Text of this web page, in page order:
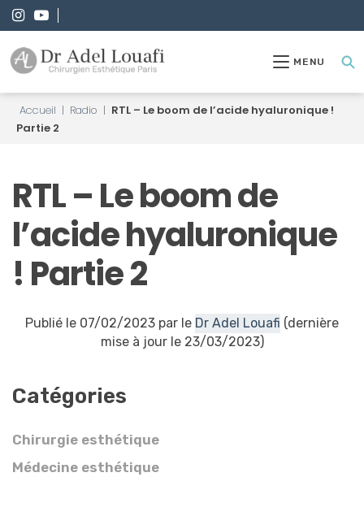
MENU
Accueil | Radio | RTL – Le boom de l’acide hyaluronique !
Partie 2
RTL – Le boom de
l’acide hyaluronique
! Partie 2
Publié le 07/02/2023 par le Dr Adel Louafi (dernière
mise à jour le 23/03/2023)
Catégories
Chirurgie esthétique
Médecine esthétique